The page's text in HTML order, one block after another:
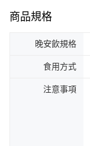
商品規格
晚安飲規格
食用方式
注意事項